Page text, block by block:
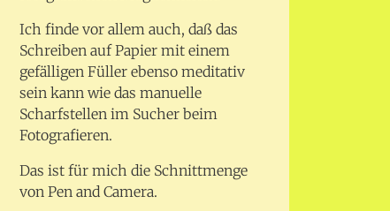
Ich finde vor allem auch, daß das
Schreiben auf Papier mit einem
gefälligen Füller ebenso meditativ
sein kann wie das manuelle
Scharfstellen im Sucher beim
Fotografieren.
Das ist für mich die Schnittmenge
von Pen and Camera.